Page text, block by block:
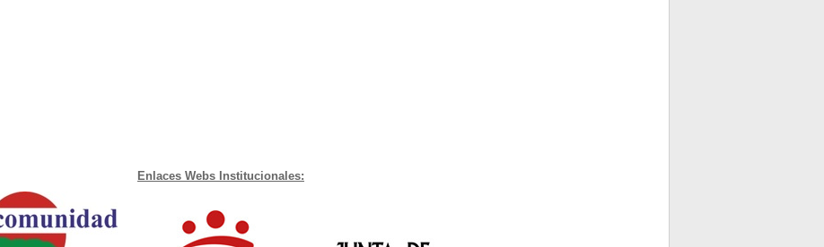
Enlaces Webs Institucionales: